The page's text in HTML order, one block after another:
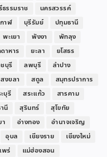
รรมราช
นครสวรรค์
าฬ บุรีรัมย์
ปทุมธานี
พะเยา พังงา
พัทลุง
าหาร ยะลา
ยโสธร
บุรี ลพบุรี
ลำปาง
สงขลา สตูล
สมุทรปราการ
บุรี สระแก้ว
สารคาม
นี สุรินทร์
สุโขทัย
อ่างทอง
อำนาจเจริญ
อุบล เชียงราย
เชียงใหม่
พร่ แม่ฮ่องสอน